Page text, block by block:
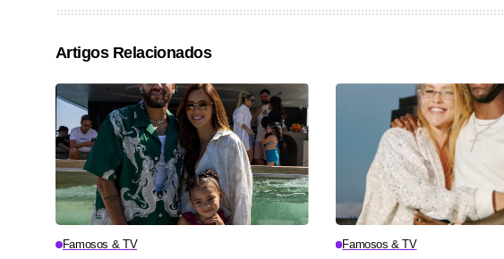
Artigos Relacionados
Famosos & TV Famosos & TV